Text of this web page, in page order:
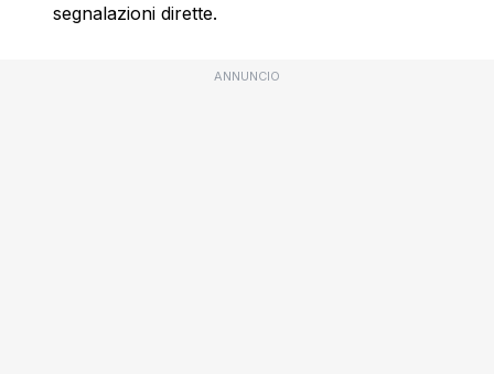
segnalazioni dirette.
ANNUNCIO